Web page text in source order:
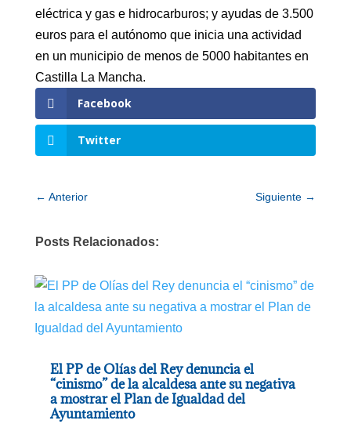
eléctrica y gas e hidrocarburos; y ayudas de 3.500
euros para el autónomo que inicia una actividad
en un municipio de menos de 5000 habitantes en
Castilla La Mancha.
Facebook
Twitter
← Anterior Siguiente →
Posts Relacionados:
El PP de Olías del Rey denuncia el
“cinismo” de la alcaldesa ante su negativa
a mostrar el Plan de Igualdad del
Ayuntamiento